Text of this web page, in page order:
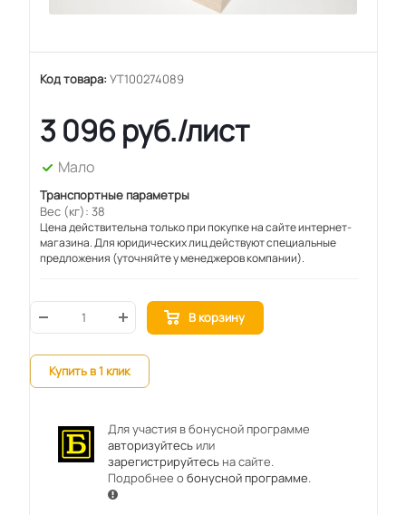
Код товара: УТ100274089
3 096руб./лист
Мало
Транспортные параметры
Вес (кг): 38
Цена действительна только при покупке на сайте интернет-
магазина. Для юридических лиц действуют специальные
предложения (уточняйте у менеджеров компании).
В корзину
Купить в 1 клик
Для участия в бонусной программе
авторизуйтесьили
зарегистрируйтесьна сайте.
Подробнее обонусной программе.